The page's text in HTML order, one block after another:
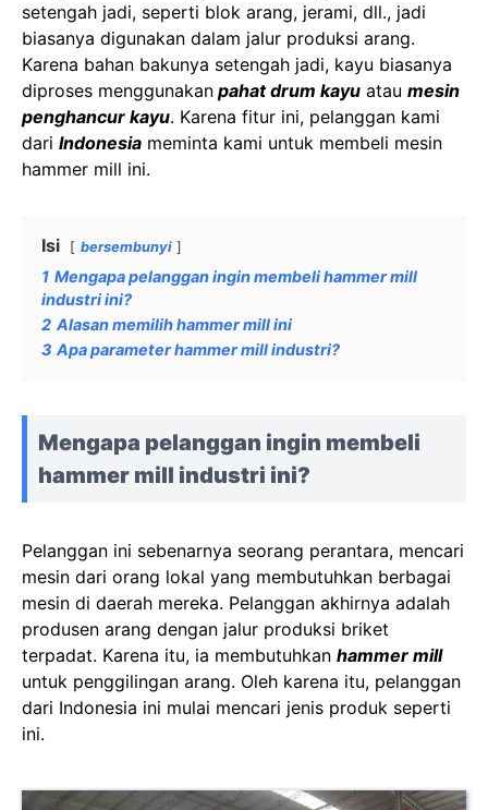
setengah jadi, seperti blok arang, jerami, dll., jadi
biasanya digunakan dalam jalur produksi arang.
Karena bahan bakunya setengah jadi, kayu biasanya
diproses menggunakan pahat drum kayu atau mesin
penghancur kayu. Karena fitur ini, pelanggan kami
dari Indonesia meminta kami untuk membeli mesin
hammer mill ini.
Isi bersembunyi
1 Mengapa pelanggan ingin membeli hammer mill
industri ini?
2 Alasan memilih hammer mill ini
3 Apa parameter hammer mill industri?
Mengapa pelanggan ingin membeli
hammer mill industri ini?
Pelanggan ini sebenarnya seorang perantara, mencari
mesin dari orang lokal yang membutuhkan berbagai
mesin di daerah mereka. Pelanggan akhirnya adalah
produsen arang dengan jalur produksi briket
terpadat. Karena itu, ia membutuhkan hammer mill
untuk penggilingan arang. Oleh karena itu, pelanggan
dari Indonesia ini mulai mencari jenis produk seperti
ini.